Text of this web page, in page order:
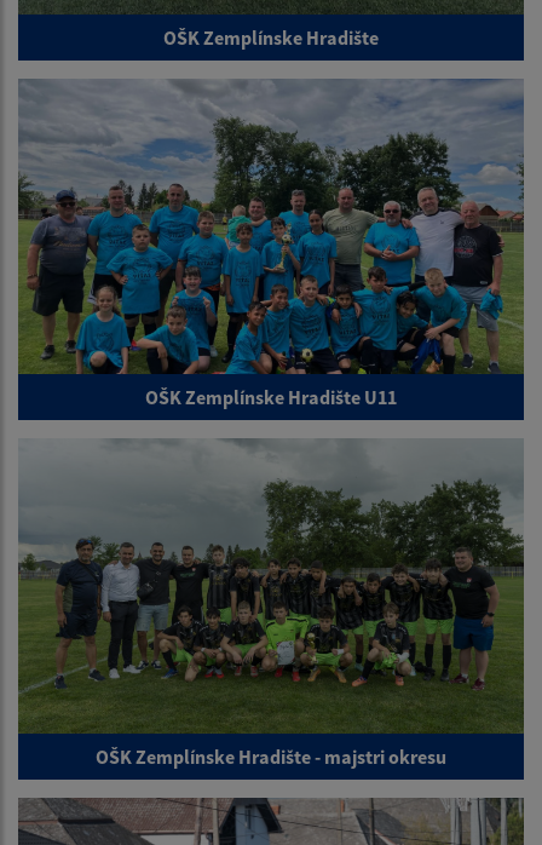
OŠK Zemplínske Hradište
OŠK Zemplínske Hradište U11
OŠK Zemplínske Hradište - majstri okresu